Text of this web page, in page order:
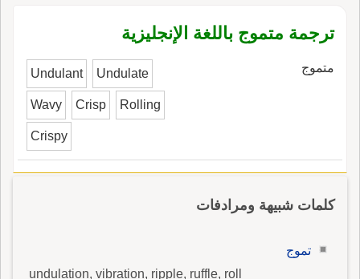
قصيرة الأجل يؤدّي إلى ارتفاع معدّل التضخّم في
المستقبل. ، في الإنجليزية، هي ripple effect.
ترجمة متموج باللغة الإنجليزية
متموج Undulant Undulate
Wavy Crisp Rolling
Crispy
كلمات شبيهة ومرادفات
تموج
undulation, vibration, ripple, ruffle, roll